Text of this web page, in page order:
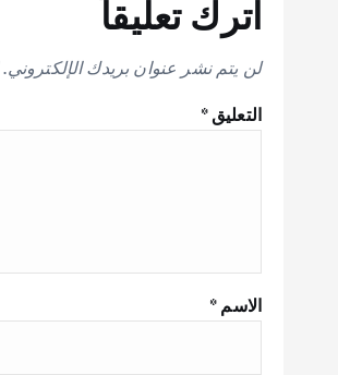
اترك تعليقاً
لن يتم نشر عنوان بريدك الإلكتروني.
التعليق*
الاسم*